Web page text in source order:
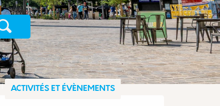
Recherche
ACTIVITÉS ET ÉVÈNEMENTS